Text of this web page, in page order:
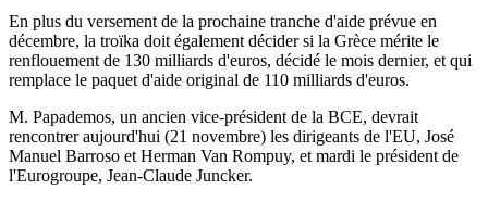
En plus du versement de la prochaine tranche d'aide prévue en
décembre, la troïka doit également décider si la Grèce mérite le
renflouement de 130 milliards d'euros, décidé le mois dernier, et qui
remplace le paquet d'aide original de 110 milliards d'euros.
M. Papademos, un ancien vice-président de la BCE, devrait
rencontrer aujourd'hui (21 novembre) les dirigeants de l'EU, José
Manuel Barroso et Herman Van Rompuy, et mardi le président de
l'Eurogroupe, Jean-Claude Juncker.